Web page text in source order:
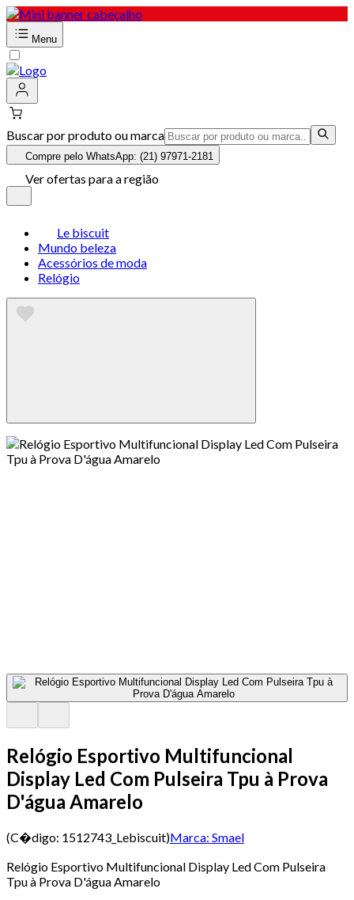
Menu
Buscar por produto ou marca
Compre pelo WhatsApp: (21) 97971-2181
Ver ofertas para a região
Le biscuit
Mundo beleza
Acessórios de moda
Relógio
Relógio Esportivo Multifuncional
Display Led Com Pulseira Tpu à Prova
D'água Amarelo
(C�digo: 1512743_Lebiscuit)Marca: Smael
Relógio Esportivo Multifuncional Display Led Com Pulseira
Tpu à Prova D'água Amarelo